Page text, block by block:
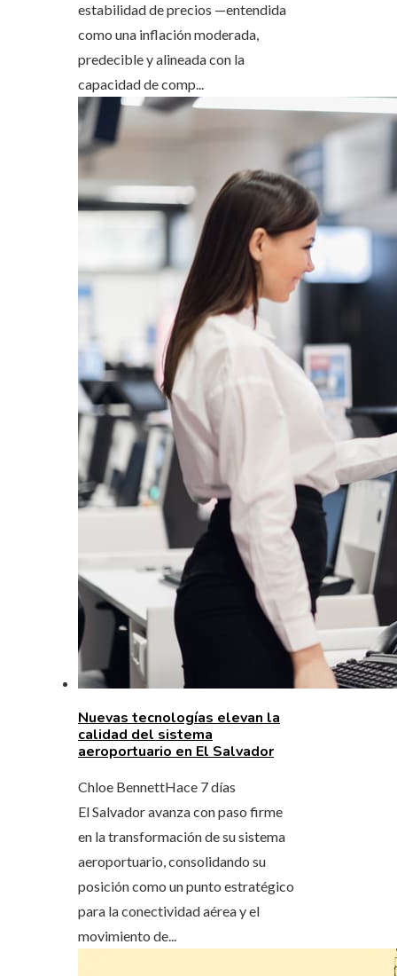
estabilidad de precios —entendida
como una inflación moderada,
predecible y alineada con la
capacidad de comp...
Nuevas tecnologías elevan la
calidad del sistema
aeroportuario en El Salvador
Chloe BennettHace 7 días
El Salvador avanza con paso firme
en la transformación de su sistema
aeroportuario, consolidando su
posición como un punto estratégico
para la conectividad aérea y el
movimiento de...